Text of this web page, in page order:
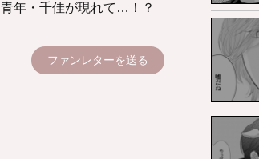
青年・千佳が現れて…！？
ファンレターを送る